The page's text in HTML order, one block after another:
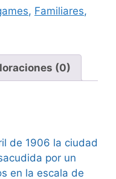
, Familiares,
(0)
de 1906 la ciudad
por un
en la escala de